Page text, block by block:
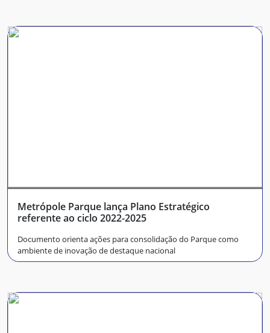
Metrópole Parque lança Plano Estratégico
referente ao ciclo 2022-2025
Documento orienta ações para consolidação do Parque como
ambiente de inovação de destaque nacional